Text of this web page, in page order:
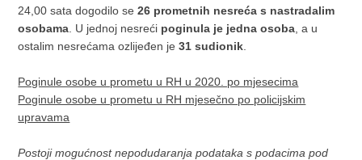
24,00 sata dogodilo se 26 prometnih nesreća s nastradalim
osobama . U jednoj nesreći poginula je jedna osoba , a u
ostalim nesrećama ozlijeđen je31 sudionik
Poginule osobe u prometu u RH u 2020. po mjesecima
Poginule osobe u prometu u RH mjesečno po policijskim
upravama
Postoji mogućnost nepodudaranja podataka s podacima pod